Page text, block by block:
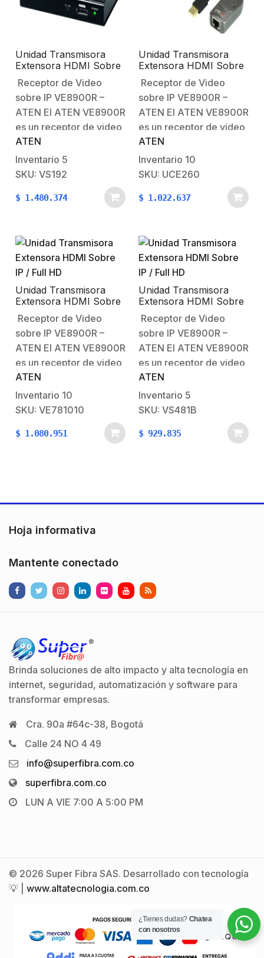
Unidad Transmisora
Extensora HDMI Sobre
IP / Full HD
Receptor de Video
sobre IP VE8900R –
ATEN El ATEN VE8900R
es un receptor de video
sobre IP que trabaja con
tecnología de
compresión avanzada
para transmitir señales
HDMI 1080p a través de
aplicaciones de
distribución de
contenido a gran escala,
…
ATEN
Inventario 5
SKU: VS192
$ 1.480.374
Unidad Transmisora
Extensora HDMI Sobre
IP / Full HD
Receptor de Video
sobre IP VE8900R –
ATEN El ATEN VE8900R
es un receptor de video
sobre IP que trabaja con
tecnología de
compresión avanzada
para transmitir señales
HDMI 1080p a través de
aplicaciones de
distribución de
contenido a gran escala,
…
ATEN
Inventario 10
SKU: UCE260
$ 1.022.637
Unidad Transmisora
Extensora HDMI Sobre
IP / Full HD
Receptor de Video
sobre IP VE8900R –
ATEN El ATEN VE8900R
es un receptor de video
sobre IP que trabaja con
tecnología de
compresión avanzada
para transmitir señales
HDMI 1080p a través de
…
ATEN
Inventario 10
SKU: VE781010
$ 1.080.951
Unidad Transmisora
Extensora HDMI Sobre
IP / Full HD
Receptor de Video
sobre IP VE8900R –
ATEN El ATEN VE8900R
es un receptor de video
sobre IP que trabaja con
tecnología de
compresión avanzada
para transmitir señales
HDMI 1080p a través de
ATEN
Inventario 5
SKU: VS481B
$ 929.835
Hoja informativa
Mantente conectado
Brinda soluciones de alto impacto y alta tecnología en
internet, seguridad, automatización y software para
transformar empresas.
Cra. 90a #64c-38, Bogotá
Calle 24 NO 4 49
info@superfibra.com.co
superfibra.com.co
LUN A VIE 7:00 A 5:00 PM
© 2026 Super Fibra SAS. Desarrollado con tecnología
💡 | www.altatecnologia.com.co
¿Tienes dudas? Chatea
con nosotros